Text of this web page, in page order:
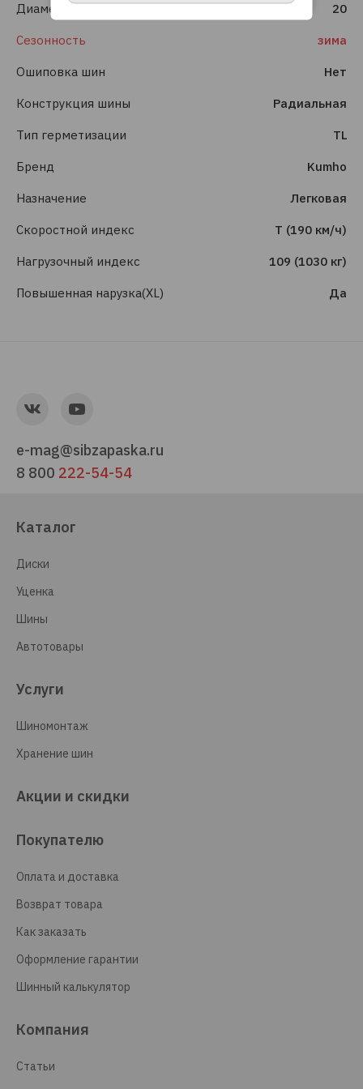
Диаметр 20
Сезонность зима
Ошиповка шин Нет
Конструкция шины Радиальная
Тип герметизации TL
Бренд Kumho
Назначение Легковая
Скоростной индекс T (190 км/ч)
Нагрузочный индекс 109 (1030 кг)
Повышенная нарузка(XL) Да
e-mag@sibzapaska.ru
8 800 222-54-54
Каталог
Диски
Уценка
Шины
Автотовары
Услуги
Шиномонтаж
Хранение шин
Акции и скидки
Покупателю
Оплата и доставка
Возврат товара
Как заказать
Оформление гарантии
Шинный калькулятор
Компания
Статьи